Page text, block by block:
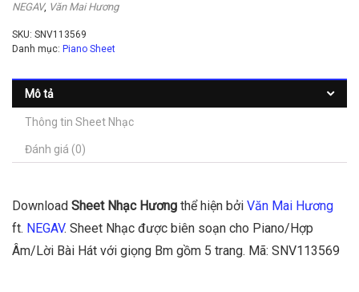
NEGAV, Văn Mai Hương
SKU: SNV113569
Danh mục: Piano Sheet
Mô tả
Thông tin Sheet Nhạc
Đánh giá (0)
Download Sheet Nhạc Hương thể hiện bởi Văn Mai Hương
ft. NEGAV. Sheet Nhạc được biên soạn cho Piano/Hợp
Âm/Lời Bài Hát với giọng Bm gồm 5 trang. Mã: SNV113569